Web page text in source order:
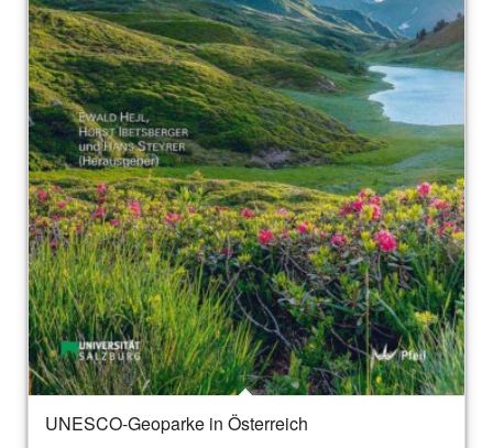
UNESCO-Geoparke in Österreich